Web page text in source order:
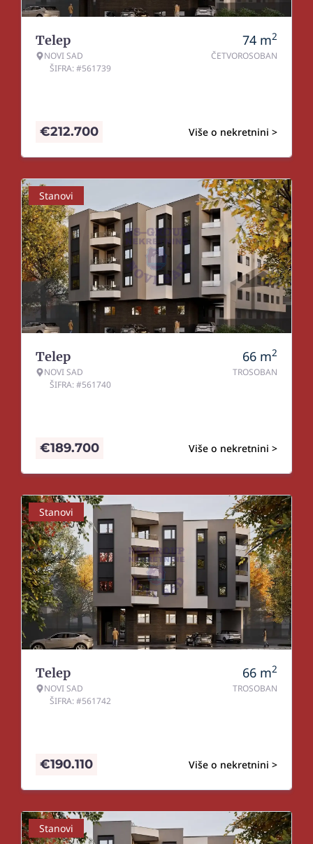
Telep
NOVI SAD
ŠIFRA: #561739
74 m2
ČETVOROSOBAN
Više o nekretnini >
€212.700
Stanovi
Telep
NOVI SAD
ŠIFRA: #561740
66 m2
TROSOBAN
Više o nekretnini >
€189.700
Stanovi
Telep
NOVI SAD
ŠIFRA: #561742
66 m2
TROSOBAN
Više o nekretnini >
€190.110
Stanovi